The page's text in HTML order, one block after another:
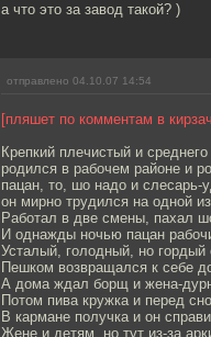
а что это за завод такой? )
отправлено 04.10.07 14:54
[пляшет по комментам в
Крепкий плечистый и среднего
родился в рабочем районе и
пацан, то, шо надо и слесарь-
он мирно трудился на одной
Работал в две смены, пахал
И однажды ночью пацан
Усталый, голодный, но гордый
Пешком возвращался к себе
А дома ждал борщ и жена-
Потом пива кружка и перед
В кармане получка и он
Жене и детям, но тут из-за